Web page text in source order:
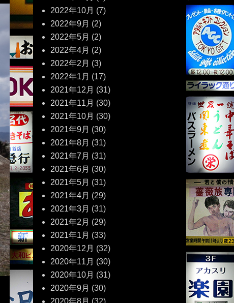
2022年10月 (7)
2022年9月 (2)
2022年5月 (2)
2022年4月 (2)
2022年2月 (3)
2022年1月 (17)
2021年12月 (31)
2021年11月 (30)
2021年10月 (30)
2021年9月 (30)
2021年8月 (31)
2021年7月 (31)
2021年6月 (30)
2021年5月 (31)
2021年4月 (29)
2021年3月 (31)
2021年2月 (29)
2021年1月 (33)
2020年12月 (32)
2020年11月 (30)
2020年10月 (31)
2020年9月 (30)
2020年8月 (32)